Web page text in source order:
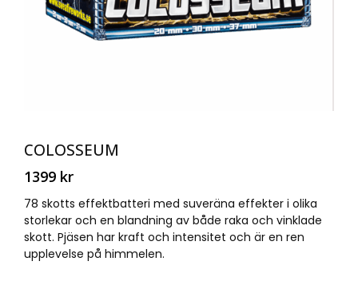
COLOSSEUM
1399 kr
78 skotts effektbatteri med suveräna effekter i olika
storlekar och en blandning av både raka och vinklade
skott. Pjäsen har kraft och intensitet och är en ren
upplevelse på himmelen.